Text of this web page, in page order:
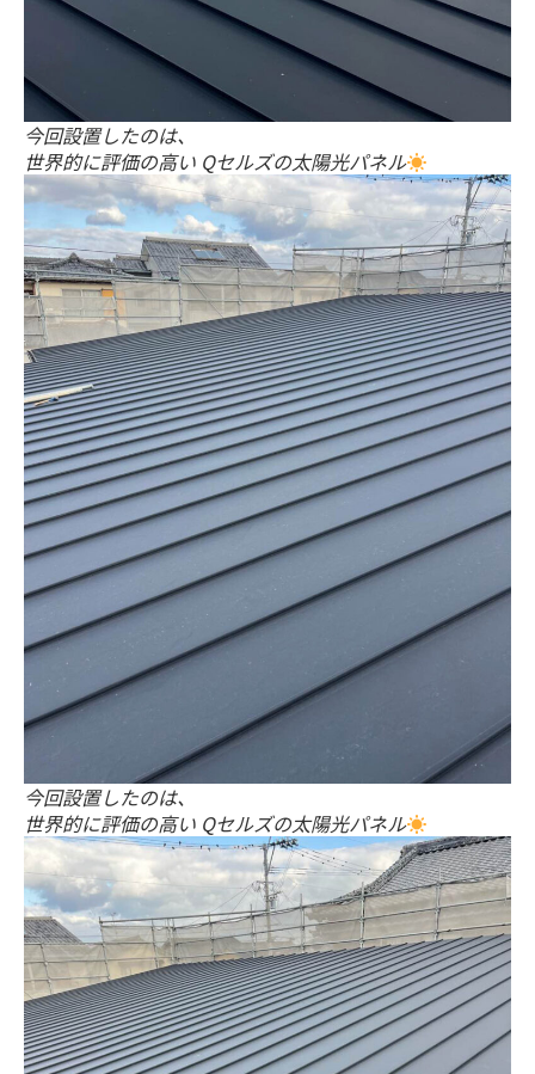
今回設置したのは、
世界的に評価の高い Qセルズの太陽光パネル
今回設置したのは、
世界的に評価の高い Qセルズの太陽光パネル